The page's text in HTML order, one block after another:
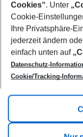
Footer
Footer navigation
Title A
Link A
Cookies“. Unter
Cookie-
Ihre Privatsphäre-
jederzeit ändern
einfach unten auf
Datenschutz-
Cookie/Tracking-